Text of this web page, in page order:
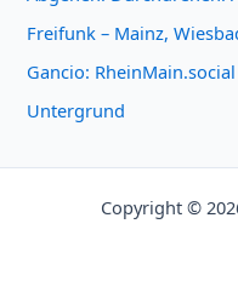
Freifunk – Mainz,
Gancio: RheinMain.social
Untergrund
Copyright ©